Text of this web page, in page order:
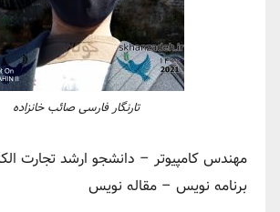
تارنگار فارسی صائب خانزاده
مهندس کامپیوتر – دانشجو ارشد تجارت
برنامه نویس – مقاله نویس